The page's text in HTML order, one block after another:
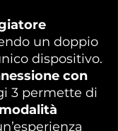
un doppio
dispositivo.
con
3 permette di